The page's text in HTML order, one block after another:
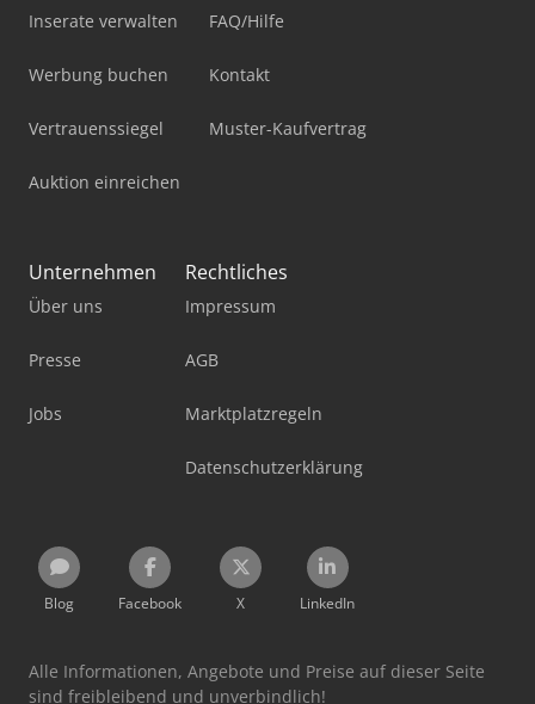
Inserate verwalten
Werbung buchen
Vertrauenssiegel
Auktion einreichen
FAQ/Hilfe
Kontakt
Muster-Kaufvertrag
Unternehmen
Über uns
Presse
Jobs
Rechtliches
Impressum
AGB
Marktplatzregeln
Datenschutzerklärung
Blog Facebook X LinkedIn
Alle Informationen, Angebote und Preise auf dieser Seite
sind freibleibend und unverbindlich!